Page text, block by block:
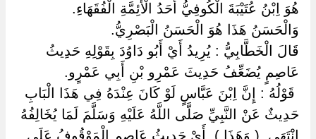
هُوَ اِبْنُ عُتَيْبَةَ الْكُوفِيُّ أَحَدُ الْأَئِمَّةِ الْفُقَهَاءِ.
وَالْحَسَنُ هَذَا هُوَ الْحَسَنُ الْبَصْرِيُّ.
قَالَ الْخَطَّابِيُّ : يُرِيدُ أَيْ أَبُو دَاوُدَ بِقَوْلِهِ حَدِيثُ
عَاصِمٍ يُضَعِّفُ حَدِيثَ عَمْرِو بْنِ أَبِي عَمْرٍو.
‏ ‏قَوْلُهُ : إِنَّ اِبْنَ عَبَّاسٍ لَوْ كَانَ عِنْدَهُ فِي هَذَا الْبَابِ
حَدِيثٌ عَنْ النَّبِيِّ صَلَّى اللَّهُ عَلَيْهِ وَسَلَّمَ لَمَا يُخَالِفُهُ
اِنْتَهَى ‏ ‏( وَهَذَا ) ‏ ‏أَيْ حَدِيثُ عَاصِمٍ الْمَوْقُوفُ عَلَى